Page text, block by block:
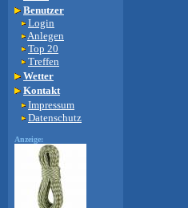
Benutzer
Login
Anlegen
Top 20
Treffen
Wetter
Kontakt
Impressum
Datenschutz
Anzeige: